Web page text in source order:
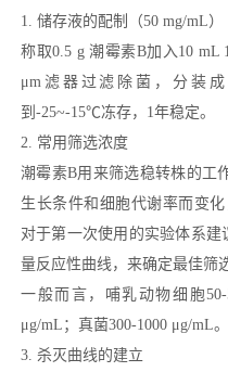
1. 储存液的配制（50 mg/mL）
称取0.5 g 潮霉素B加入10 mL
μm滤器过滤除菌，分装
到-25~-15℃冻存，1年稳定。
2. 常用筛选浓度
潮霉素B用来筛选稳转株的工
生长条件和细胞代谢率而变化
对于第一次使用的实验体系建
量反应性曲线，来确定最佳筛
一般而言，哺乳动物细胞
μg/mL；真菌300-1000 μg/mL。
3. 杀灭曲线的建立